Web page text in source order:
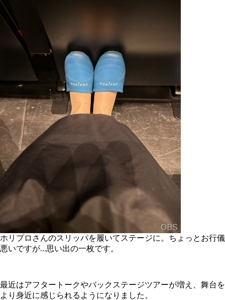
ホリプロさんのスリッパを履いてステージに。ちょっとお行儀
悪いですが…思い出の一枚です。
最近はアフタートークやバックステージツアーが増え、舞台を
より身近に感じられるようになりました。